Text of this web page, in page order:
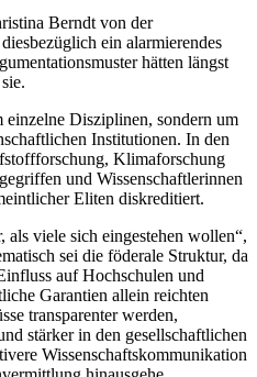
Berndt von der
ein alarmierendes
hätten längst
einzelne Disziplinen, sondern um
Institutionen. In den
Klimaforschung
und Wissenschaftlerinnen
Eliten diskreditiert.
als viele sich eingestehen wollen“,
sei die föderale Struktur, da
auf Hochschulen und
Garantien allein reichten
transparenter werden,
stärker in den gesellschaftlichen
Wissenschaftskommunikation